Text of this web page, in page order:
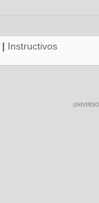
| Instructivos